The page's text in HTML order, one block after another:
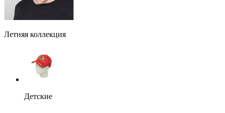
Летняя коллекция
Детские